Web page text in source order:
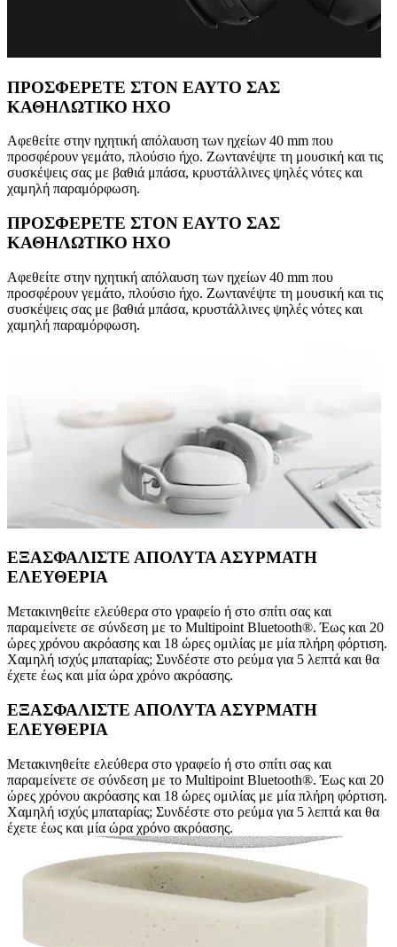
ΠΡΟΣΦΕΡΕΤΕ ΣΤΟΝ ΕΑΥΤΟ ΣΑΣ
ΚΑΘΗΛΩΤΙΚΟ ΗΧΟ
Αφεθείτε στην ηχητική απόλαυση των ηχείων 40 mm που
προσφέρουν γεμάτο, πλούσιο ήχο. Ζωντανέψτε τη μουσική και τις
συσκέψεις σας με βαθιά μπάσα, κρυστάλλινες ψηλές νότες και
χαμηλή παραμόρφωση.
ΠΡΟΣΦΕΡΕΤΕ ΣΤΟΝ ΕΑΥΤΟ ΣΑΣ
ΚΑΘΗΛΩΤΙΚΟ ΗΧΟ
Αφεθείτε στην ηχητική απόλαυση των ηχείων 40 mm που
προσφέρουν γεμάτο, πλούσιο ήχο. Ζωντανέψτε τη μουσική και τις
συσκέψεις σας με βαθιά μπάσα, κρυστάλλινες ψηλές νότες και
χαμηλή παραμόρφωση.
ΕΞΑΣΦΑΛΙΣΤΕ ΑΠΟΛΥΤΑ ΑΣΥΡΜΑΤΗ
ΕΛΕΥΘΕΡΙΑ
Μετακινηθείτε ελεύθερα στο γραφείο ή στο σπίτι σας και
παραμείνετε σε σύνδεση με το Multipoint Bluetooth®. Έως και 20
ώρες χρόνου ακρόασης και 18 ώρες ομιλίας με μία πλήρη φόρτιση.
Χαμηλή ισχύς μπαταρίας; Συνδέστε στο ρεύμα για 5 λεπτά και θα
έχετε έως και μία ώρα χρόνο ακρόασης.
ΕΞΑΣΦΑΛΙΣΤΕ ΑΠΟΛΥΤΑ ΑΣΥΡΜΑΤΗ
ΕΛΕΥΘΕΡΙΑ
Μετακινηθείτε ελεύθερα στο γραφείο ή στο σπίτι σας και
παραμείνετε σε σύνδεση με το Multipoint Bluetooth®. Έως και 20
ώρες χρόνου ακρόασης και 18 ώρες ομιλίας με μία πλήρη φόρτιση.
Χαμηλή ισχύς μπαταρίας; Συνδέστε στο ρεύμα για 5 λεπτά και θα
έχετε έως και μία ώρα χρόνο ακρόασης.